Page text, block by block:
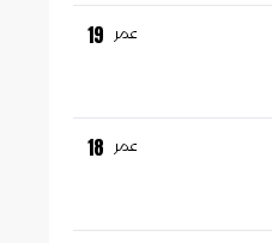
عمر 19
عمر 18